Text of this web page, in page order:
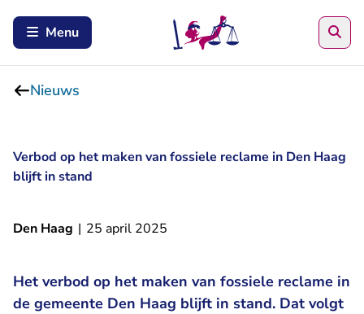
Menu
Nieuws
Verbod op het maken van fossiele reclame in Den Haag
blijft in stand
Den Haag | 25 april 2025
Het verbod op het maken van fossiele reclame in
de gemeente Den Haag blijft in stand. Dat volgt